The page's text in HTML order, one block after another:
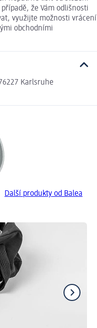
že Vám odlišnosti
využijte možnosti vrácení
obchodními
Karlsruhe
Další produkty od Balea